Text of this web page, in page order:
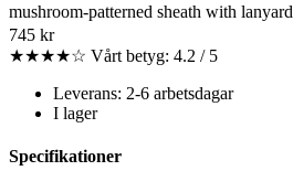
mushroom-patterned sheath with lanyard
745 kr
★★★★☆ Vårt betyg: 4.2 / 5
Leverans: 2-6 arbetsdagar
I lager
Specifikationer